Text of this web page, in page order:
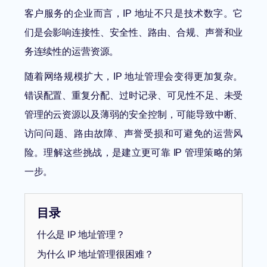
客户服务的企业而言，IP 地址不只是技术数字。它
们是会影响连接性、安全性、路由、合规、声誉和业
务连续性的运营资源。
随着网络规模扩大，IP 地址管理会变得更加复杂。
错误配置、重复分配、过时记录、可见性不足、未受
管理的云资源以及薄弱的安全控制，可能导致中断、
访问问题、路由故障、声誉受损和可避免的运营风
险。理解这些挑战，是建立更可靠 IP 管理策略的第
一步。
目录
什么是 IP 地址管理？
为什么 IP 地址管理很困难？